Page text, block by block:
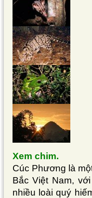
Xem chim.
Cúc Phương là
Bắc Việt Nam,
nhiều loài quý